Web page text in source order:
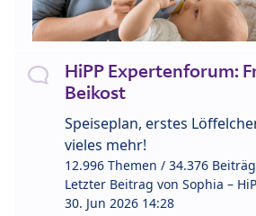
HiPP Expertenforum:
Beikost
Speiseplan, erstes
vieles mehr!
12.996 Themen / 34.376
Letzter Beitrag von Sophia –
30. Jun 2026 14:28